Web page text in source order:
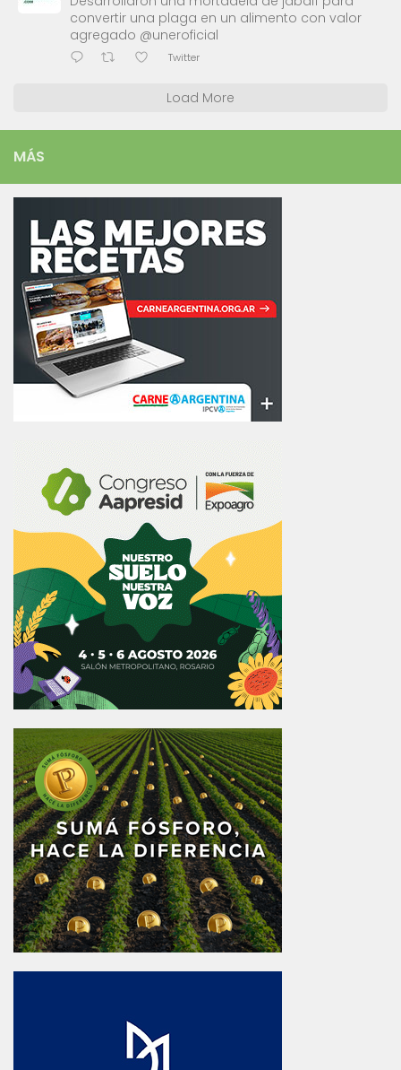
convertir una plaga en un alimento con valor
agregado @uneroficial
Twitter
Load More
MÁS